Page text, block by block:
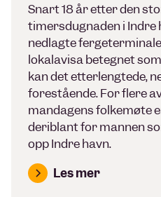
Snart 18 år etter den
timersdugnaden i Indre
nedlagte
lokalavisa betegnet
kan det etterlengtede,
forestående. For flere
mandagens folkemøte
deriblant for mannen
opp Indre havn.
Les mer